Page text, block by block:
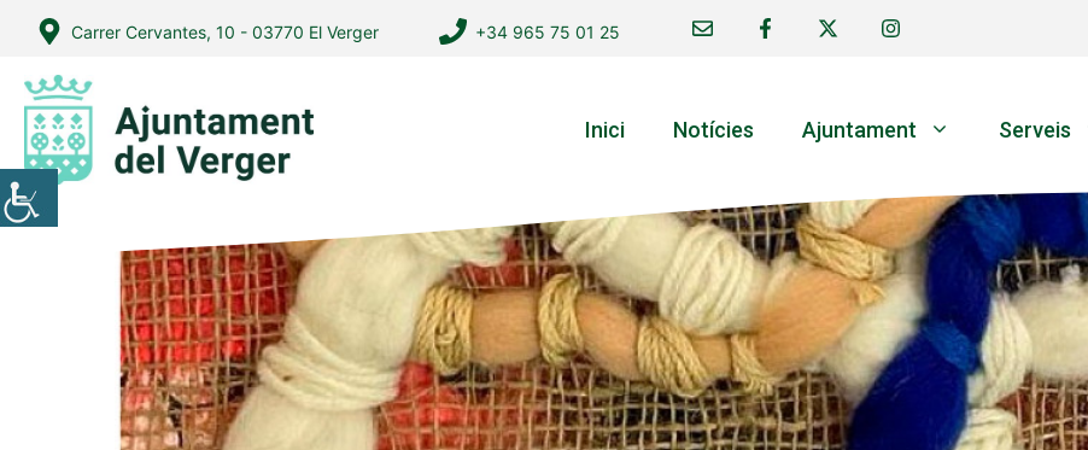
contingut
Carrer Cervantes, 10 - 03770 El Verger +34 965 75 01 25
Inici Notícies Ajuntament Serveis